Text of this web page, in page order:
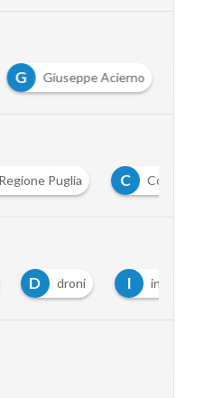
G Giuseppe Acierno
Puglia C
D droni I industria